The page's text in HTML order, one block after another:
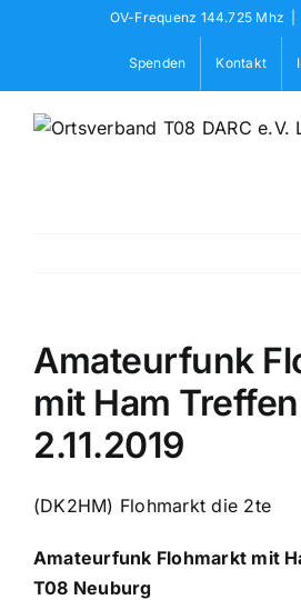
OV-Frequenz 144.725 Mhz
Spenden Kontakt
Amateurfunk
mit Ham
2.11.2019
(DK2HM) Flohmarkt die 2te
Amateurfunk Flohmarkt mit
T08 Neuburg